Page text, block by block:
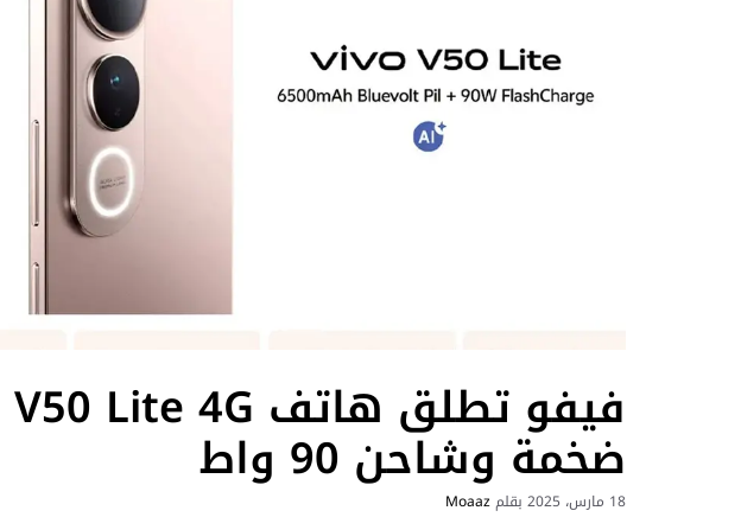
ضخمة وشاحن 90 واط
18 مارس، 2025 بقلمMoaaz